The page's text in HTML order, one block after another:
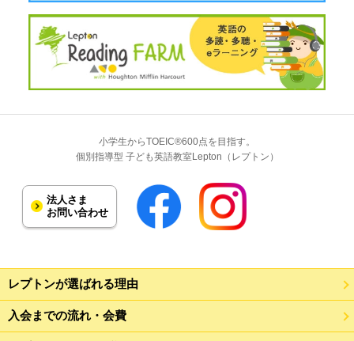
小学生からTOEIC®600点を目指す。
個別指導型 子ども英語教室Lepton（レプトン）
法人さま
お問い合わせ
レプトンが選ばれる理由
入会までの流れ・会費